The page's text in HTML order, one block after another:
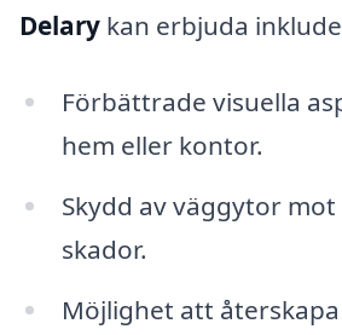
Delary kan erbjuda
Förbättrade visuella
hem eller kontor.
Skydd av väggytor
skador.
Möjlighet att